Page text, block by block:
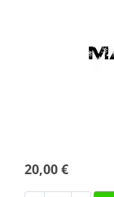
20,00 €